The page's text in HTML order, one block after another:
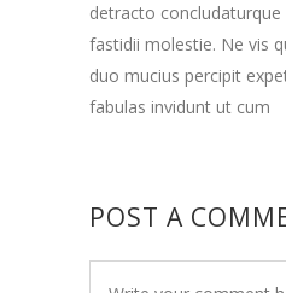
detracto
fastidii molestie. Ne vis
duo mucius percipit
fabulas invidunt ut cum
POST A